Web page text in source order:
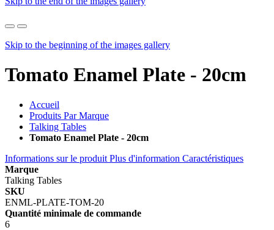
Skip to the beginning of the images gallery
Tomato Enamel Plate - 20cm
Accueil
Produits Par Marque
Talking Tables
Tomato Enamel Plate - 20cm
Informations sur le produit Plus d'information Caractéristiques
Marque
Talking Tables
SKU
ENML-PLATE-TOM-20
Quantité minimale de commande
6